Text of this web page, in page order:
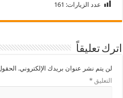
عدد الزيارات: 161
اترك تعليقاً
لن يتم نشر عنوان بريدك الإلكتروني.
التعليق*